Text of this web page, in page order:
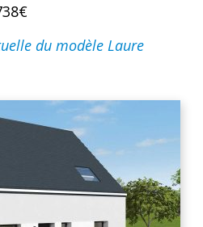
du modèle Laure